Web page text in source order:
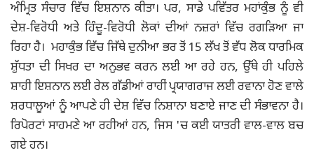
ਅੰਮ੍ਰਿਤ ਸੰਚਾਰ ਵਿੱਚ ਇਸ਼ਨਾਨ ਕੀਤਾ। ਪਰ, ਸਾਡੇ ਪਵਿੱਤਰ ਮਹਾਂਕੁੰਭ ​​ਨੂੰ ਵੀ
ਦੇਸ਼-ਵਿਰੋਧੀ ਅਤੇ ਹਿੰਦੂ-ਵਿਰੋਧੀ ਲੋਕਾਂ ਦੀਆਂ ਨਜ਼ਰਾਂ ਵਿੱਚ ਰਗੜਿਆ ਜਾ
ਰਿਹਾ ਹੈ। ਮਹਾਕੁੰਭ ਵਿੱਚ ਜਿੱਥੇ ਦੁਨੀਆ ਭਰ ਤੋਂ 15 ਲੱਖ ਤੋਂ ਵੱਧ ਲੋਕ ਧਾਰਮਿਕ
ਸ਼ੁੱਧਤਾ ਦੀ ਸਿਖਰ ਦਾ ਅਨੁਭਵ ਕਰਨ ਲਈ ਆ ਰਹੇ ਹਨ, ਉੱਥੇ ਹੀ ਪਹਿਲੇ
ਸ਼ਾਹੀ ਇਸ਼ਨਾਨ ਲਈ ਰੇਲ ਗੱਡੀਆਂ ਰਾਹੀਂ ਪ੍ਰਯਾਗਰਾਜ ਲਈ ਰਵਾਨਾ ਹੋਣ ਵਾਲੇ
ਸ਼ਰਧਾਲੂਆਂ ਨੂੰ ਆਪਣੇ ਹੀ ਦੇਸ਼ ਵਿੱਚ ਨਿਸ਼ਾਨਾ ਬਣਾਏ ਜਾਣ ਦੀ ਸੰਭਾਵਨਾ ਹੈ।
ਰਿਪੋਰਟਾਂ ਸਾਹਮਣੇ ਆ ਰਹੀਆਂ ਹਨ, ਜਿਸ 'ਚ ਕਈ ਯਾਤਰੀ ਵਾਲ-ਵਾਲ ਬਚ
ਗਏ ਹਨ।